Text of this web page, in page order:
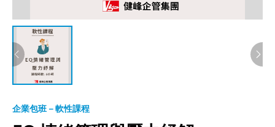
企業包班－軟性課程